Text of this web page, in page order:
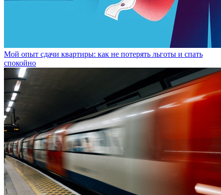
Мой опыт сдачи квартиры: как не потерять льготы и спать
спокойно